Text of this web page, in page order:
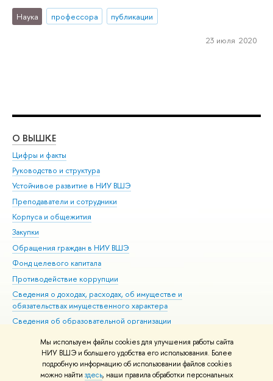
Мы используем файлы cookies для улучшения работы сайта
НИУ ВШЭ и большего удобства его использования. Более
подробную информацию об использовании файлов cookies
можно найти здесь, наши правила обработки персональных
Наука профессора публикации
23 июля 2020
О ВЫШКЕ
Цифры и факты
Руководство и структура
Устойчивое развитие в НИУ ВШЭ
Преподаватели и сотрудники
Корпуса и общежития
Закупки
Обращения граждан в НИУ ВШЭ
Фонд целевого капитала
Противодействие коррупции
Сведения о доходах, расходах, об имуществе и
обязательствах имущественного характера
Сведения об образовательной организации
Людям с ограниченными возможностями здоровья
Единая платежная страница
Работа в Вышке